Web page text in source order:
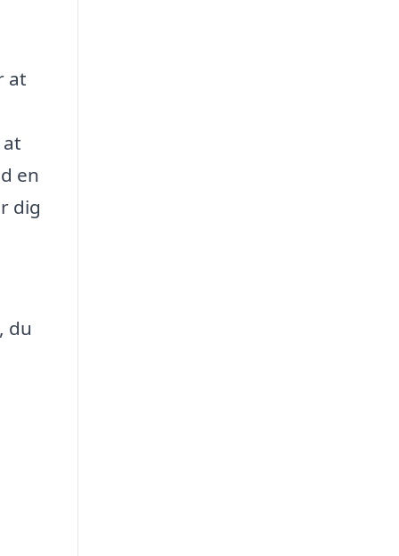
at
en
dig
du